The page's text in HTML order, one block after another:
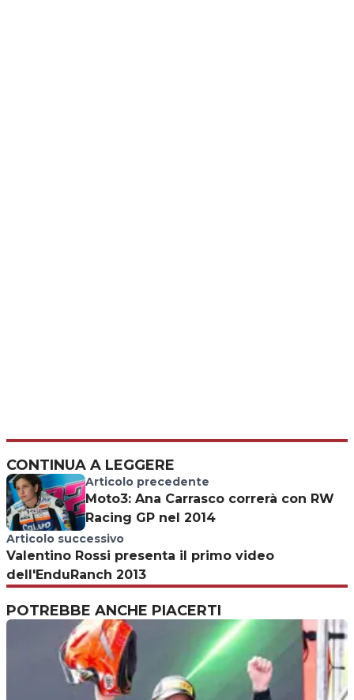
CONTINUA A LEGGERE
Articolo precedente
Moto3: Ana Carrasco correrà con RW
Racing GP nel 2014
Articolo successivo
Valentino Rossi presenta il primo video
dell'EnduRanch 2013
POTREBBE ANCHE PIACERTI